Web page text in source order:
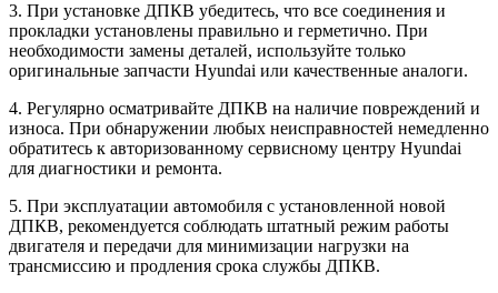
3. При установке ДПКВ убедитесь, что все соединения и
прокладки установлены правильно и герметично. При
необходимости замены деталей, используйте только
оригинальные запчасти Hyundai или качественные аналоги.
4. Регулярно осматривайте ДПКВ на наличие повреждений и
износа. При обнаружении любых неисправностей немедленно
обратитесь к авторизованному сервисному центру Hyundai
для диагностики и ремонта.
5. При эксплуатации автомобиля с установленной новой
ДПКВ, рекомендуется соблюдать штатный режим работы
двигателя и передачи для минимизации нагрузки на
трансмиссию и продления срока службы ДПКВ.